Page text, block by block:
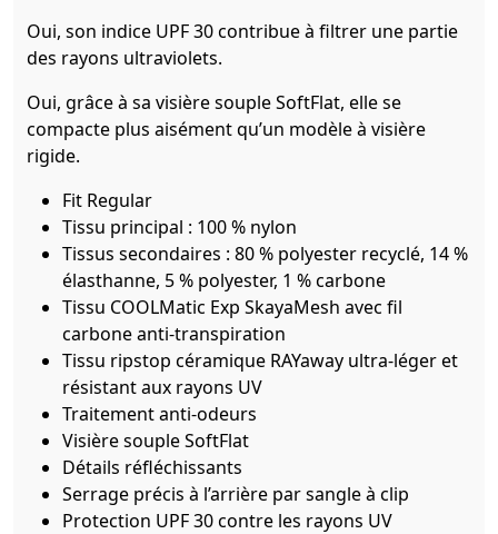
Oui, son indice UPF 30 contribue à filtrer une partie
des rayons ultraviolets.
Oui, grâce à sa visière souple SoftFlat, elle se
compacte plus aisément qu’un modèle à visière
rigide.
Fit Regular
Tissu principal : 100 % nylon
Tissus secondaires : 80 % polyester recyclé, 14 %
élasthanne, 5 % polyester, 1 % carbone
Tissu COOLMatic Exp SkayaMesh avec fil
carbone anti-transpiration
Tissu ripstop céramique RAYaway ultra-léger et
résistant aux rayons UV
Traitement anti-odeurs
Visière souple SoftFlat
Détails réfléchissants
Serrage précis à l’arrière par sangle à clip
Protection UPF 30 contre les rayons UV